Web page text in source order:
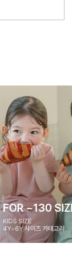
FOR ~130
KIDS SIZE
4Y~6Y 사이즈 카테고리